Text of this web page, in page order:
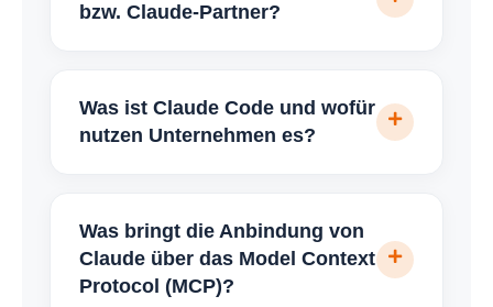
bzw. Claude-Partner?
Was ist Claude Code und wofür
nutzen Unternehmen es?
Was bringt die Anbindung von
Claude über das Model Context
Protocol (MCP)?